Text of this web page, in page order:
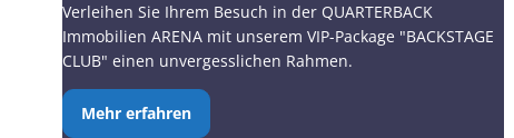
Verleihen Sie Ihrem Besuch in der QUARTERBACK
Immobilien ARENA mit unserem VIP-Package "BACKSTAGE
CLUB" einen unvergesslichen Rahmen.
Mehr erfahren